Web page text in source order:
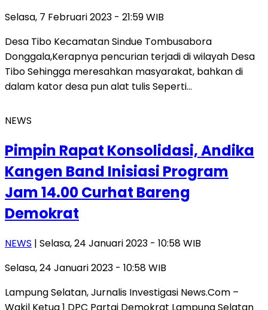
Selasa, 7 Februari 2023 - 21:59 WIB
Desa Tibo Kecamatan Sindue Tombusabora
Donggala,Kerapnya pencurian terjadi di wilayah Desa
Tibo Sehingga meresahkan masyarakat, bahkan di
dalam kator desa pun alat tulis Seperti…
NEWS
Pimpin Rapat Konsolidasi, Andika
Kangen Band Inisiasi Program
Jam 14.00 Curhat Bareng
Demokrat
NEWS | Selasa, 24 Januari 2023 - 10:58 WIB
Selasa, 24 Januari 2023 - 10:58 WIB
Lampung Selatan, Jurnalis Investigasi News.Com –
Wakil Ketua 1 DPC Partai Demokrat Lampung Selatan